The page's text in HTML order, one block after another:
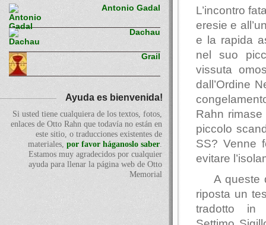
L’incontro
eresie e
e la rapida
nel suo
vissuta
dall’Ordine
Rahn
piccolo
SS? Venne
evitare
A queste
riposta un
tradotto in
Antonio Gadal
Dachau
Grail
Ayuda es bienvenida!
Si usted tiene cualquiera de los textos, fotos,
enlaces de Otto Rahn que todavía no están en
este sitio, o traducciones existentes de
materiales, por favor háganoslo saber.
Estamos muy agradecidos por cualquier
ayuda para llenar la página web de Otto
Memorial